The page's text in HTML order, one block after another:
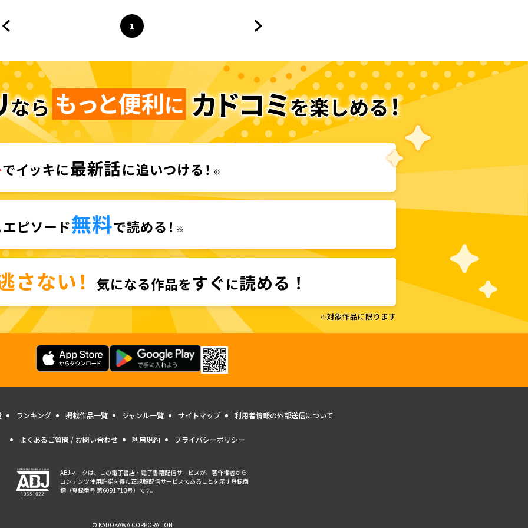
ページ
1
へ
ランキング 掲載作品一覧 ジャンル一覧 サイトマップ 利用者情報の外部送信について
よくあるご質問 / お問い合わせ 利用規約 プライバシーポリシー
ABJマークは、この電子書店・電子書籍配信サービスが、著作権者から
コンテンツ使用許諾を得た正規版配信サービスであることを示す登録商
標（登録番号 第6091713号）です。
© KADOKAWA CORPORATION